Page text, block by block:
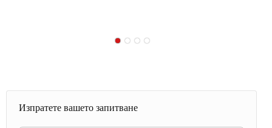
Изпратете вашето запитване